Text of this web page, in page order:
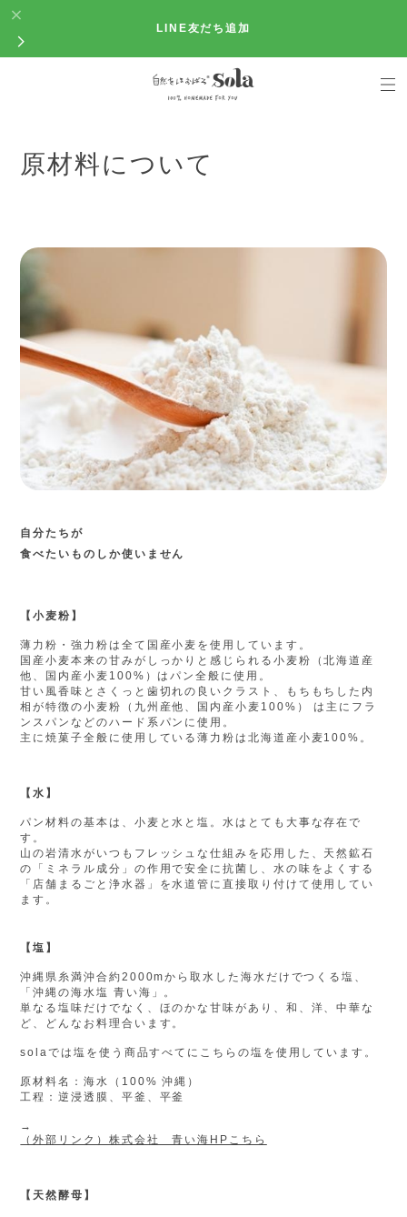
LINE友だち追加
原材料について
自分たちが
食べたいものしか使いません
【小麦粉】
薄力粉・強力粉は全て国産小麦を使用しています。
国産小麦本来の甘みがしっかりと感じられる小麦粉（北海道産
他、国内産小麦100%）はパン全般に使用。
甘い風香味とさくっと歯切れの良いクラスト、もちもちした内
相が特徴の小麦粉（九州産他、国内産小麦100%） は主にフラ
ンスパンなどのハード系パンに使用。
主に焼菓子全般に使用している薄力粉は北海道産小麦100%。
【水】
パン材料の基本は、小麦と水と塩。水はとても大事な存在で
す。
山の岩清水がいつもフレッシュな仕組みを応用した、天然鉱石
の「ミネラル成分」の作用で安全に抗菌し、水の味をよくする
「店舗まるごと浄水器」を水道管に直接取り付けて使用してい
ます。
【塩】
沖縄県糸満沖合約2000mから取水した 海水だけでつくる塩、
「沖縄の海水塩 青い海 」。
単なる塩味だけでなく、ほのかな甘味があり、 和、洋、中華な
ど、どんなお料理合います。
solaでは塩を使う商品すべてに こちらの塩を使用しています。
原材料名：海水（100% 沖縄）
工程：逆浸透膜、平釜、平釜
→
（外部リンク）株式会社 青い海HPこちら
【天然酵母】